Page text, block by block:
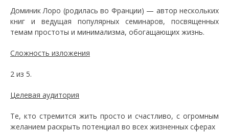
Доминик Лоро (родилась во Франции) — автор нескольких
книг и ведущая популярных семинаров, посвященных
темам простоты и минимализма, обогащающих жизнь.
Сложность изложения
2 из 5.
Целевая аудитория
Те, кто стремится жить просто и счастливо, с огромным
желанием раскрыть потенциал во всех жизненных сферах